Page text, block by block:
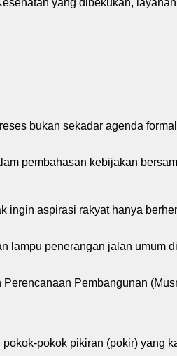
bukan sekadar agenda
pembahasan kebijakan
aspirasi rakyat hanya
lampu penerangan jalan umum
Pembangunan
pokok pikiran (pokir) yang